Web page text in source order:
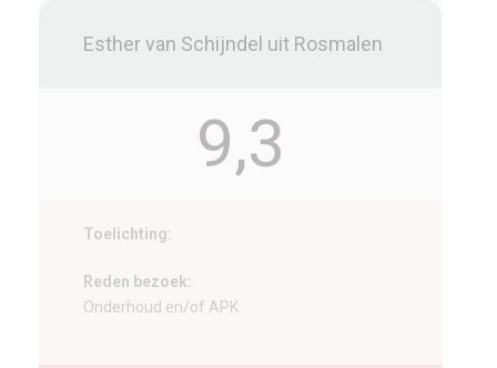
Esther van Schijndel uit Rosmalen
9,3
Toelichting:
Reden bezoek:
Onderhoud en/of APK